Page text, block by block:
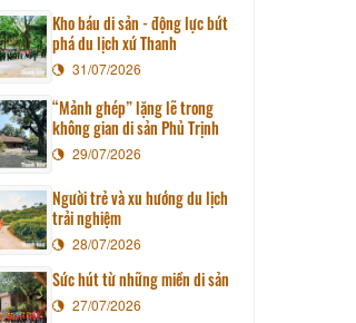
Kho báu di sản - động lực bứt
phá du lịch xứ Thanh
31/07/2026
“Mảnh ghép” lặng lẽ trong
không gian di sản Phủ Trịnh
29/07/2026
Người trẻ và xu hướng du lịch
trải nghiệm
28/07/2026
Sức hút từ những miền di sản
27/07/2026